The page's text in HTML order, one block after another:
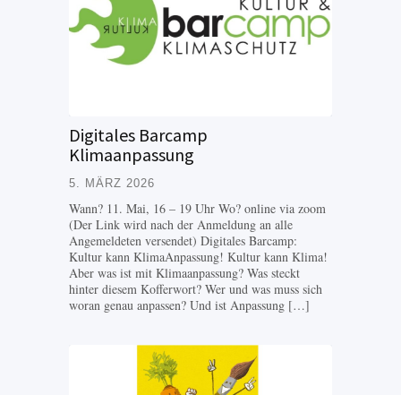
Digitales Barcamp
Klimaanpassung
5. MÄRZ 2026
Wann? 11. Mai, 16 – 19 Uhr Wo? online via zoom
(Der Link wird nach der Anmeldung an alle
Angemeldeten versendet) Digitales Barcamp:
Kultur kann KlimaAnpassung! Kultur kann Klima!
Aber was ist mit Klimaanpassung? Was steckt
hinter diesem Kofferwort? Wer und was muss sich
woran genau anpassen? Und ist Anpassung […]